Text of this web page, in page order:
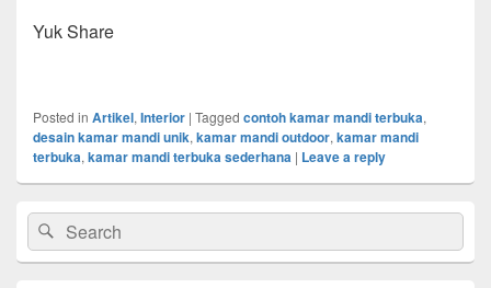
Yuk Share
Posted in Artikel, Interior | Tagged contoh kamar mandi terbuka,
desain kamar mandi unik, kamar mandi outdoor, kamar mandi
terbuka, kamar mandi terbuka sederhana | Leave a reply
Primary
Sidebar
Widget
Area
Search
for:
Search